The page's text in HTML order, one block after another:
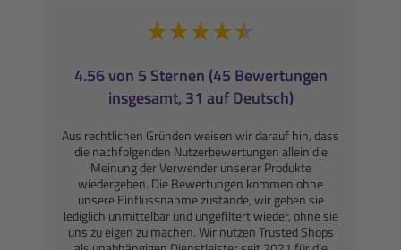
4.56 von 5 Sternen (45 Bewertungen
insgesamt, 31 auf Deutsch)
Aus rechtlichen Gründen weisen wir darauf hin, dass
die nachfolgenden Nutzerbewertungen allein die
Meinung der Verwender unserer Produkte
wiedergeben. Die Bewertungen kommen ohne
unsere Einflussnahme zustande, wir geben sie
lediglich unmittelbar und ungefiltert wieder, ohne sie
uns zu eigen zu machen. Wir nutzen Trusted Shops